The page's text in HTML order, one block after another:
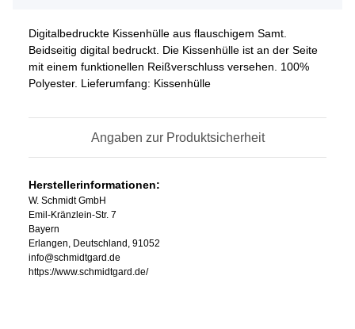
Digitalbedruckte Kissenhülle aus flauschigem Samt.
Beidseitig digital bedruckt. Die Kissenhülle ist an der Seite
mit einem funktionellen Reißverschluss versehen. 100%
Polyester. Lieferumfang: Kissenhülle
Angaben zur Produktsicherheit
Herstellerinformationen:
W. Schmidt GmbH
Emil-Kränzlein-Str. 7
Bayern
Erlangen, Deutschland, 91052
info@schmidtgard.de
https://www.schmidtgard.de/